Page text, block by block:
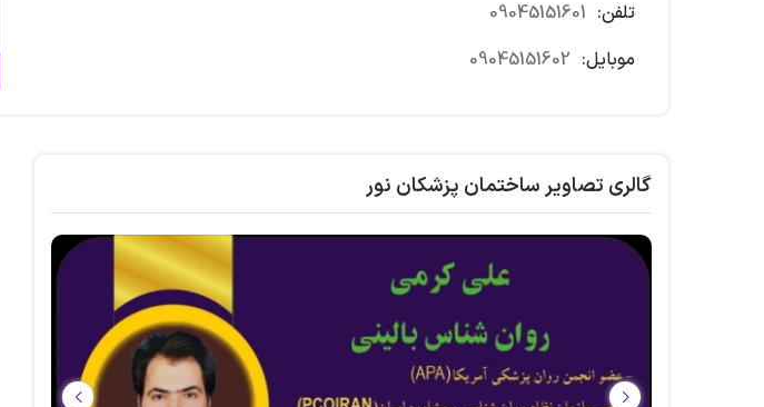
تلفن: 09045151601
موبایل: 09045151602
گالری تصاویر ساختمان پزشکان نور